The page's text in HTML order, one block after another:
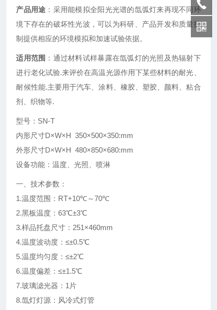
产品用途 ：采用能模拟全阳光光谱的氙弧灯来再现不同环
境下存在的破坏性光波，可以为科研、产品开发和质量控
制提供相应的环境模拟和加速试验依据。
适用范围 ：通过材料试样暴露在氙弧灯的光照及热辐射下
进行老化试验.来评价在高温光源作用下某些材料的耐光、
耐候性能.主要用于汽车、涂料、橡胶、塑胶、颜料、粘合
剂、织物等.
型号：SN-T
内形尺寸D×W×H 350×500×350:mm
外形尺寸D×W×H 480×850×680:mm
设备功能：温度、光照、喷淋
一、技术参数：
1.温度范围：RT+10℃～70℃
2.黑板温度：63℃±3℃
3.样品托盘尺寸：251×460mm
4.温度波动度：≤±0.5℃
5.温度均匀度：≤±2℃
6.温度偏差：≤±1.5℃
7.玻璃滤光器：1片
8.氙灯灯源：风冷式灯管